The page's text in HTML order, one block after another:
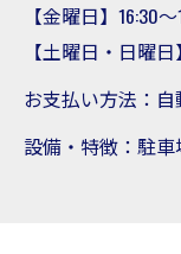
【金曜日】16:30
【土曜日・日曜
お支払い方法：
設備・特徴：駐車